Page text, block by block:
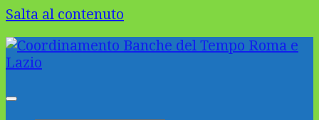
Salta al contenuto